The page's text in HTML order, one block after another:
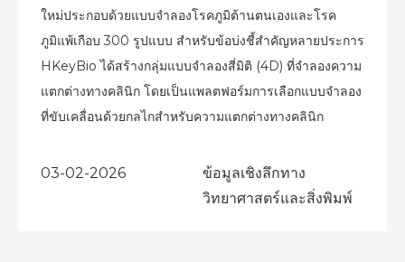
ใหม่ประกอบด้วยแบบจำลองโรคภูมิต้านตนเองและโรค
ภูมิแพ้เกือบ 300 รูปแบบ สำหรับข้อบ่งชี้สำคัญหลายประการ
HKeyBio ได้สร้างกลุ่มแบบจำลองสี่มิติ (4D) ที่จำลองความ
แตกต่างทางคลินิก โดยเป็นแพลตฟอร์มการเลือกแบบจำลอง
ที่ขับเคลื่อนด้วยกลไกสำหรับความแตกต่างทางคลินิก
03-02-2026
ข้อมูลเชิงลึกทาง
วิทยาศาสตร์และสิ่งพิมพ์